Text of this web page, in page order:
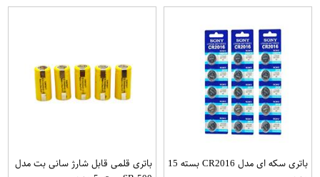
باتری سکه ای مدل CR2016 بسته 15
باتری قلمی قابل شارژ سانی بت مدل